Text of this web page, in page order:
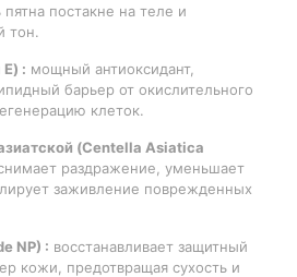
постакне на теле и
тон.
: мощный антиоксидант,
барьер от окислительного
клеток.
(Centella Asiatica
раздражение, уменьшает
заживление поврежденных
NP) : восстанавливает защитный
кожи, предотвращая сухость и